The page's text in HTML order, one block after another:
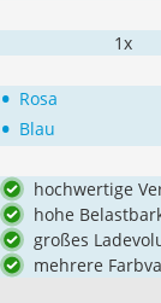
1x
• Rosa
• Blau
hochwertige
hohe
großes
mehrere